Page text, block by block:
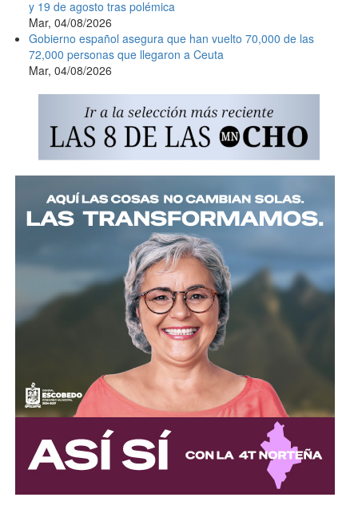
y 19 de agosto tras polémica
Mar, 04/08/2026
Gobierno español asegura que han vuelto 70,000 de las
72,000 personas que llegaron a Ceuta
Mar, 04/08/2026